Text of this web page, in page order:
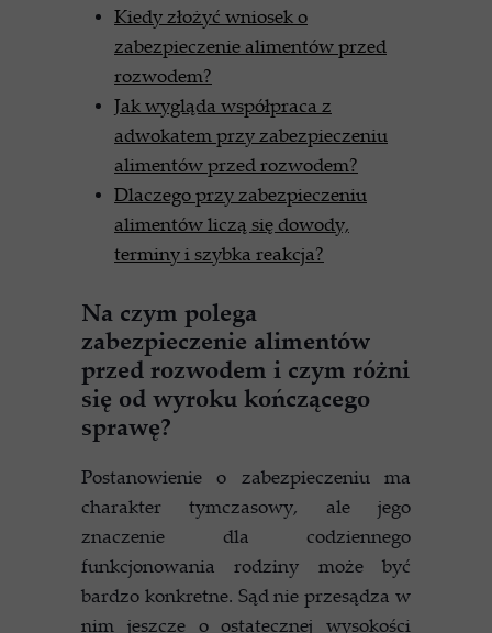
Kiedy złożyć wniosek o
zabezpieczenie alimentów przed
rozwodem?
Jak wygląda współpraca z
adwokatem przy zabezpieczeniu
alimentów przed rozwodem?
Dlaczego przy zabezpieczeniu
alimentów liczą się dowody,
terminy i szybka reakcja?
Na czym polega
zabezpieczenie alimentów
przed rozwodem i czym różni
się od wyroku kończącego
sprawę?
Postanowienie o zabezpieczeniu ma
charakter tymczasowy, ale jego
znaczenie dla codziennego
funkcjonowania rodziny może być
bardzo konkretne. Sąd nie przesądza w
nim jeszcze o ostatecznej wysokości